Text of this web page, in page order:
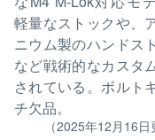
軽量なストックや、
ニウム製のハンドス
など戦術的なカスタ
されている。ボルト
チ欠品。
（2025年12月16日